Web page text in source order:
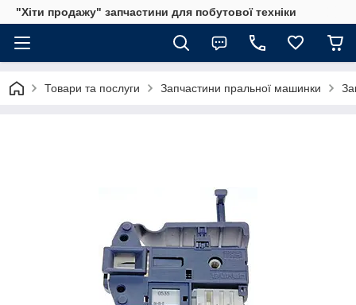
"Хіти продажу" запчастини для побутової техніки
Товари та послуги Запчастини пральної машинки